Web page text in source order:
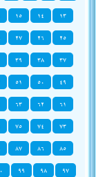
١٣
١٤ ١٥
٢٥
٢٦ ٢٧
٣٧
٣٨ ٣٩
٤٩
٥٠ ٥١
٦١
٦٢ ٦٣
٧٣
٧٤ ٧٥
٨٥
٨٦ ٨٧
٩٧
٩٨ ٩٩